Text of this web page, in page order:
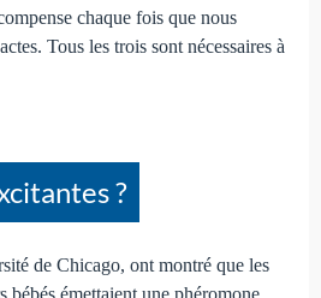
chaque fois que nous
Tous les trois sont nécessaires à
?
de Chicago, ont montré que les
bébés émettaient une phéromone